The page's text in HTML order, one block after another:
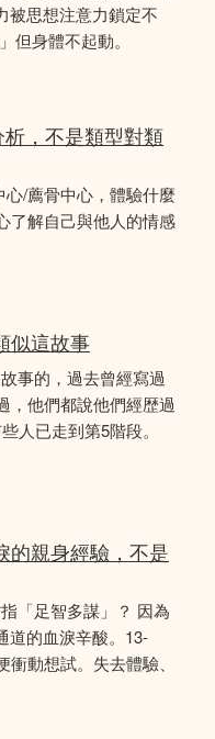
被思想注意力鎖定不
但身體不起動。
，不是類型對類
/薦骨中心，體驗什麼
了解自己與他人的情感
似這故事
事的，過去曾經寫過
，他們都說他們經歴過
人已走到第5階段。
的親身經驗，不是
「足智多謀」？ 因為
道的血淚辛酸。13-
動想試。失去體驗、